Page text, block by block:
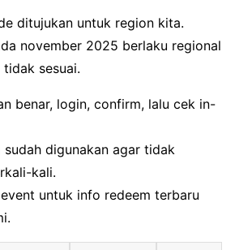
ditujukan untuk region kita.
november 2025 berlaku regional
sesuai.
benar, login, confirm, lalu cek in-
digunakan agar tidak
kali.
untuk info redeem terbaru